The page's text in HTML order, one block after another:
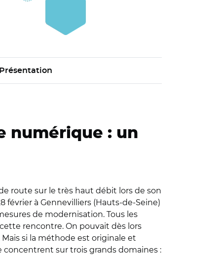
Présentation
numérique : un
route sur le très haut débit lors de son
à Gennevilliers (Hauts-de-Seine)
de modernisation. Tous les
rencontre. On pouvait dès lors
si la méthode est originale et
sur trois grands domaines :